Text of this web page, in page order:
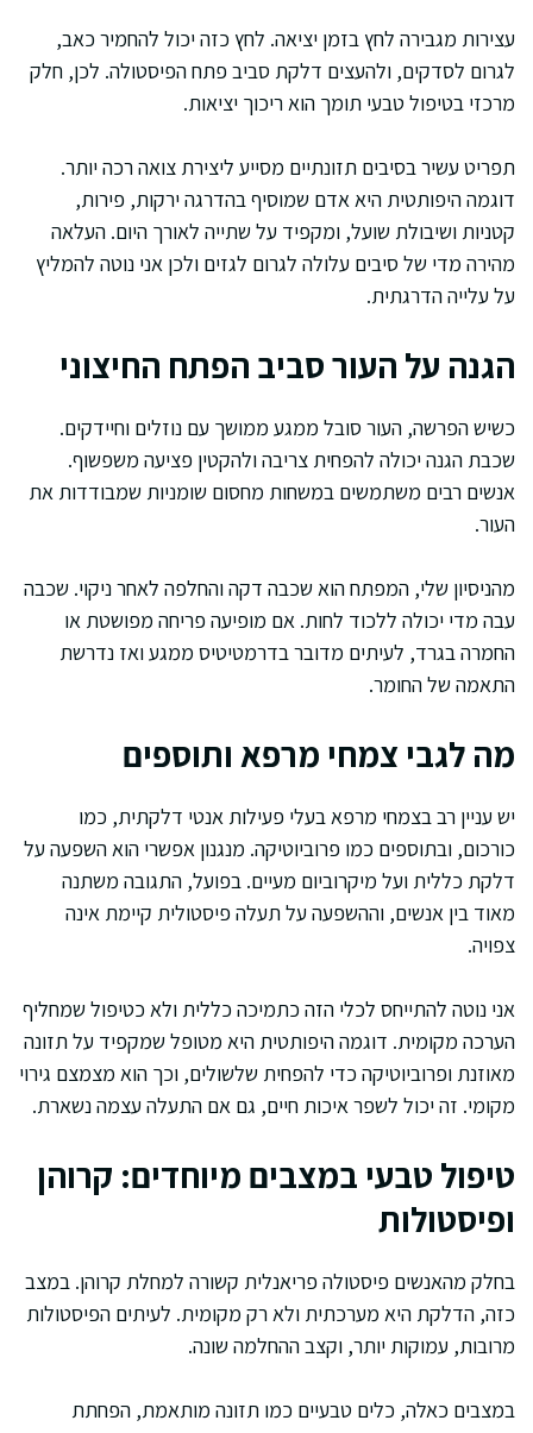
עצירות מגבירה לחץ בזמן יציאה. לחץ כזה יכול להחמיר כאב,
לגרום לסדקים, ולהעצים דלקת סביב פתח הפיסטולה. לכן, חלק
מרכזי בטיפול טבעי תומך הוא ריכוך יציאות.
תפריט עשיר בסיבים תזונתיים מסייע ליצירת צואה רכה יותר.
דוגמה היפותטית היא אדם שמוסיף בהדרגה ירקות, פירות,
קטניות ושיבולת שועל, ומקפיד על שתייה לאורך היום. העלאה
מהירה מדי של סיבים עלולה לגרום לגזים ולכן אני נוטה להמליץ
על עלייה הדרגתית.
הגנה על העור סביב הפתח החיצוני
כשיש הפרשה, העור סובל ממגע ממושך עם נוזלים וחיידקים.
שכבת הגנה יכולה להפחית צריבה ולהקטין פציעה משפשוף.
אנשים רבים משתמשים במשחות מחסום שומניות שמבודדות את
העור.
מהניסיון שלי, המפתח הוא שכבה דקה והחלפה לאחר ניקוי. שכבה
עבה מדי יכולה ללכוד לחות. אם מופיעה פריחה מפושטת או
החמרה בגרד, לעיתים מדובר בדרמטיטיס ממגע ואז נדרשת
התאמה של החומר.
מה לגבי צמחי מרפא ותוספים
יש עניין רב בצמחי מרפא בעלי פעילות אנטי דלקתית, כמו
כורכום, ובתוספים כמו פרוביוטיקה. מנגנון אפשרי הוא השפעה על
דלקת כללית ועל מיקרוביום מעיים. בפועל, התגובה משתנה
מאוד בין אנשים, וההשפעה על תעלה פיסטולית קיימת אינה
צפויה.
אני נוטה להתייחס לכלי הזה כתמיכה כללית ולא כטיפול שמחליף
הערכה מקומית. דוגמה היפותטית היא מטופל שמקפיד על תזונה
מאוזנת ופרוביוטיקה כדי להפחית שלשולים, וכך הוא מצמצם גירוי
מקומי. זה יכול לשפר איכות חיים, גם אם התעלה עצמה נשארת.
טיפול טבעי במצבים מיוחדים: קרוהן
ופיסטולות
בחלק מהאנשים פיסטולה פריאנלית קשורה למחלת קרוהן. במצב
כזה, הדלקת היא מערכתית ולא רק מקומית. לעיתים הפיסטולות
מרובות, עמוקות יותר, וקצב ההחלמה שונה.
במצבים כאלה, כלים טבעיים כמו תזונה מותאמת, הפחתת